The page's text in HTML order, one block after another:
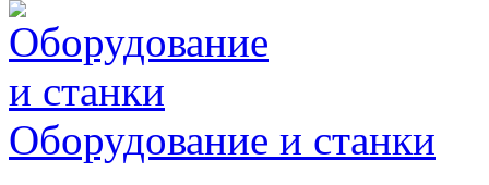
Оборудование и станки